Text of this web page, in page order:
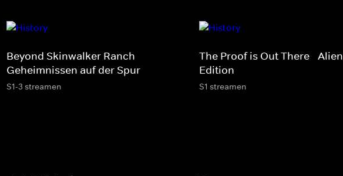
Beyond Skinwalker Ranch -
Geheimnissen auf der Spur
S1-3 streamen
The Proof is Out There - Alien
Edition
S1 streamen